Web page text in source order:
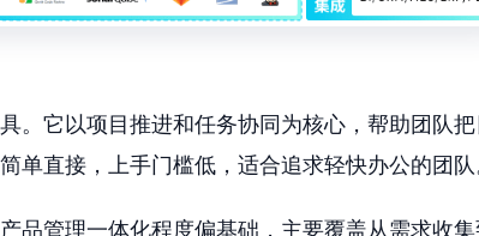
。它以项目推进和任务协同为核心，帮助团队把
直接，上手门槛低，适合追求轻快办公的团队
品管理一体化程度偏基础，主要覆盖从需求收集